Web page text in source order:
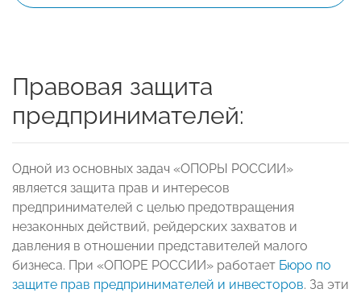
Правовая защита
предпринимателей:
Одной из основных задач «ОПОРЫ РОССИИ»
является защита прав и интересов
предпринимателей с целью предотвращения
незаконных действий, рейдерских захватов и
давления в отношении представителей малого
бизнеса. При «ОПОРЕ РОССИИ» работает Бюро по
защите прав предпринимателей и инвесторов. За эти